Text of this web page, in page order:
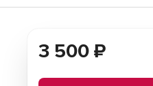
3 500 ₽